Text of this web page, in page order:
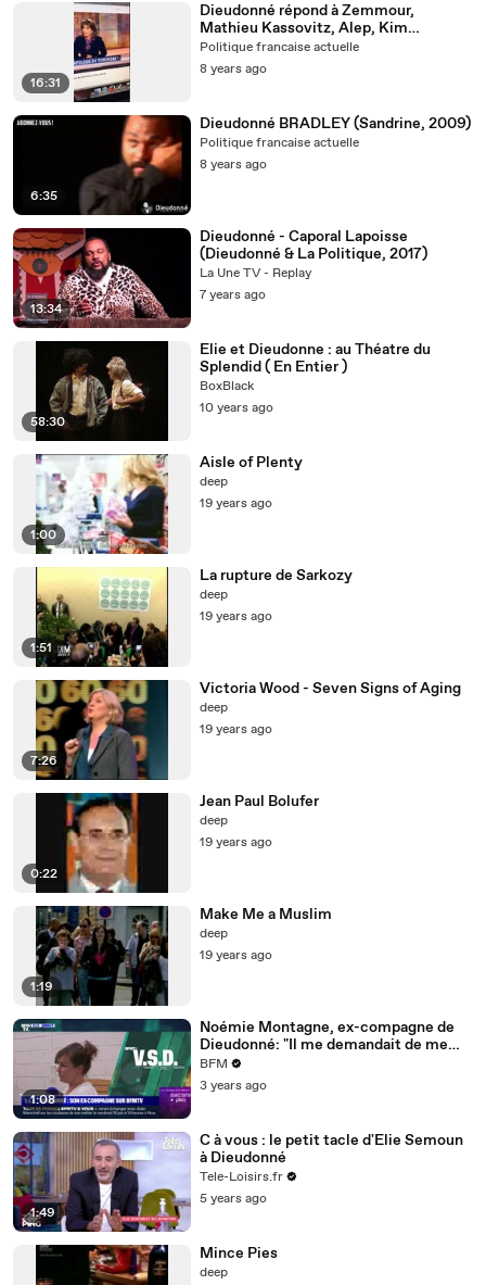
16:31
Dieudonné répond à Zemmour,
Mathieu Kassovitz, Alep, Kim
Kardashian, Bataclan,
Politique francaise actuelle
8 years ago
6:35
Dieudonné BRADLEY (Sandrine, 2009)
Politique francaise actuelle
8 years ago
13:34
Dieudonné - Caporal Lapoisse
(Dieudonné & La Politique, 2017)
La Une TV - Replay
7 years ago
58:30
Elie et Dieudonne : au Théatre du
Splendid ( En Entier )
BoxBlack
10 years ago
1:00
Aisle of Plenty
deep
19 years ago
1:51
La rupture de Sarkozy
deep
19 years ago
7:26
Victoria Wood - Seven Signs of Aging
deep
19 years ago
0:22
Jean Paul Bolufer
deep
19 years ago
1:19
Make Me a Muslim
deep
19 years ago
1:08
Noémie Montagne, ex-compagne de
Dieudonné: "Il me demandait de me
taire"
BFM
3 years ago
1:49
C à vous : le petit tacle d'Elie Semoun
à Dieudonné
Tele-Loisirs.fr
5 years ago
Mince Pies
deep